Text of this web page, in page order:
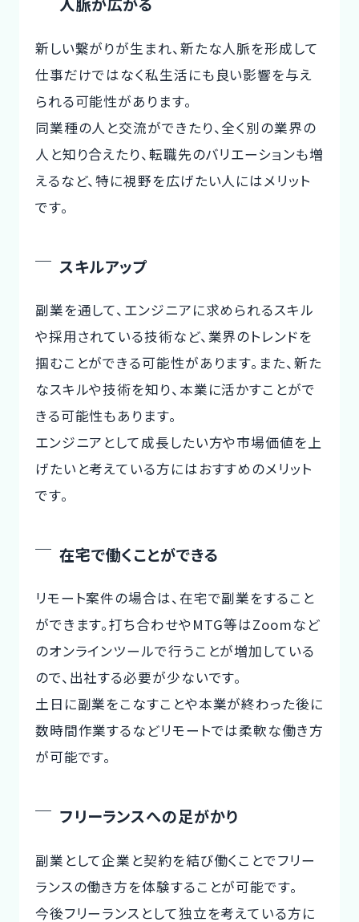
新しい繋がりが生まれ、新たな人脈を形成して
仕事だけではなく私生活にも良い影響を与え
られる可能性があります。
同業種の人と交流ができたり、全く別の業界の
人と知り合えたり、転職先のバリエーションも増
えるなど、特に視野を広げたい人にはメリット
です。
スキルアップ
副業を通して、エンジニアに求められるスキル
や採用されている技術など、業界のトレンドを
掴むことができる可能性があります。また、新た
なスキルや技術を知り、本業に活かすことがで
きる可能性もあります。
エンジニアとして成長したい方や市場価値を上
げたいと考えている方にはおすすめのメリット
です。
在宅で働くことができる
リモート案件の場合は、在宅で副業をすること
ができます。打ち合わせやMTG等はZoomなど
のオンラインツールで行うことが増加している
ので、出社する必要が少ないです。
土日に副業をこなすことや本業が終わった後に
数時間作業するなどリモートでは柔軟な働き方
が可能です。
フリーランスへの足がかり
副業として企業と契約を結び働くことでフリー
ランスの働き方を体験することが可能です。
今後フリーランスとして独立を考えている方に